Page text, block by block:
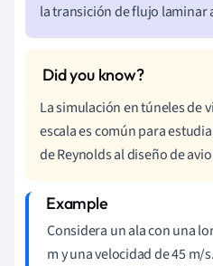
la transición de flujo laminar
La simulación en túneles de
escala es común para
de Reynolds al diseño de
Considera un ala con una
m y una velocidad de 45